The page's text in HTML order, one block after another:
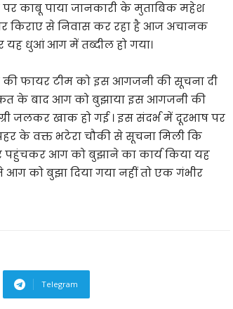
काबू पाया जानकारी के मुताबिक महेश
किराए से निवास कर रहा है आज अचानक
धुआं आग में तब्दील हो गया।
की फायर टीम को इस आगजनी की सूचना दी
के बाद आग को बुझाया इस आगजनी की
जलकर खाक हो गई । इस संदर्भ में दूरभाष पर
के वक्त भटेरा चौकी से सूचना मिली कि
आग को बुझाने का कार्य किया यह
को बुझा दिया गया नहीं तो एक गंभीर
Telegram